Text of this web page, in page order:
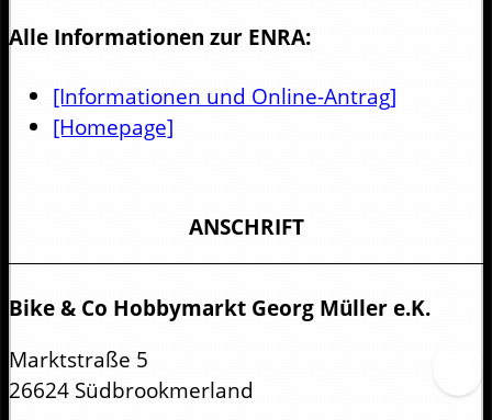
Alle Informationen zur ENRA:
[Informationen und Online-Antrag]
[Homepage]
ANSCHRIFT
Bike & Co Hobbymarkt Georg Müller e.K.
Marktstraße 5
26624 Südbrookmerland